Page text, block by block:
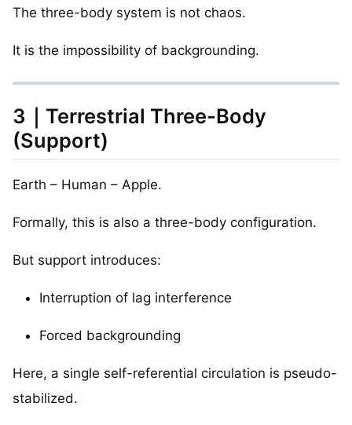
The three-body system is not chaos.
It is the impossibility of backgrounding.
3｜Terrestrial Three-Body
(Support)
Earth – Human – Apple.
Formally, this is also a three-body configuration.
But support introduces:
Interruption of lag interference
Forced backgrounding
Here, a single self-referential circulation is pseudo-
stabilized.